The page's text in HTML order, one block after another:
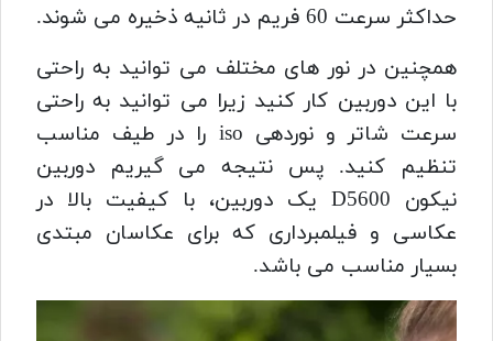
حداکثر سرعت 60 فریم در ثانیه ذخیره می شوند.
همچنین در نور های مختلف می توانید به راحتی
با این دوربین کار کنید زیرا می توانید به راحتی
سرعت شاتر و نوردهی iso را در طیف مناسب
تنظیم کنید. پس نتیجه می گیریم دوربین
نیکون D5600 یک دوربین، با کیفیت بالا در
عکاسی و فیلمبرداری که برای عکاسان مبتدی
بسیار مناسب می باشد.